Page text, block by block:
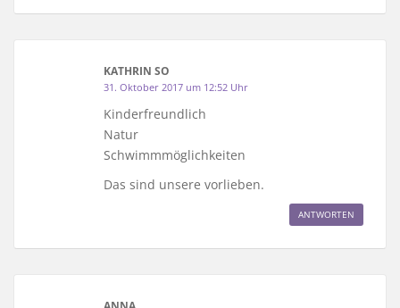
KATHRIN SO
31. Oktober 2017 um 12:52 Uhr
Kinderfreundlich
Natur
Schwimmmöglichkeiten
Das sind unsere vorlieben.
ANTWORTEN